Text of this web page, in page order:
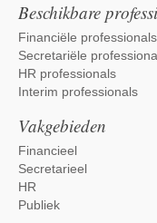
Beschikbare
Financiële professionals
Secretariële
HR professionals
Interim professionals
Vakgebieden
Financieel
Secretarieel
HR
Publiek